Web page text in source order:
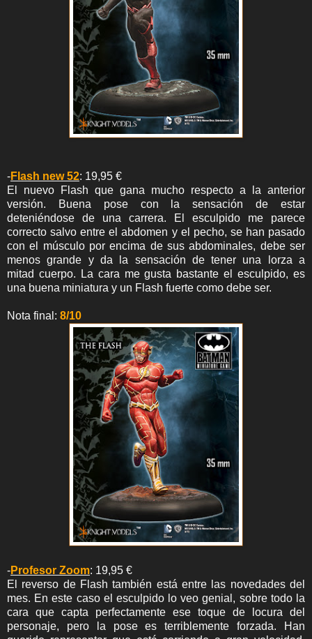
-Flash new 52: 19,95 €
El nuevo Flash que gana mucho respecto a la anterior
versión. Buena pose con la sensación de estar
deteniéndose de una carrera. El esculpido me parece
correcto salvo entre el abdomen y el pecho, se han pasado
con el músculo por encima de sus abdominales, debe ser
menos grande y da la sensación de tener una lorza a
mitad cuerpo. La cara me gusta bastante el esculpido, es
una buena miniatura y un Flash fuerte como debe ser.
Nota final: 8/10
-Profesor Zoom: 19,95 €
El reverso de Flash también está entre las novedades del
mes. En este caso el esculpido lo veo genial, sobre todo la
cara que capta perfectamente ese toque de locura del
personaje, pero la pose es terriblemente forzada. Han